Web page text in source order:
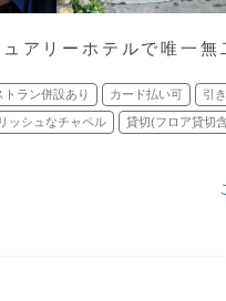
アリーホテルで唯一無
トラン併設あり カード払い可 引
ッシュなチャペル 貸切(フロア貸切